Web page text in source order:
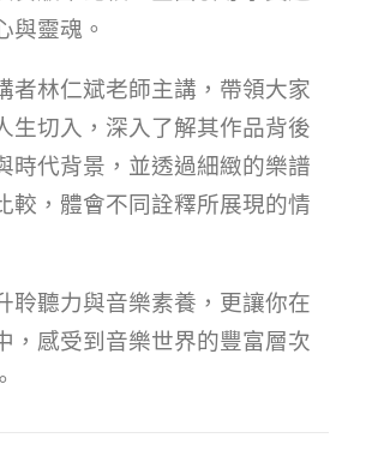
與靈魂。
者林仁斌老師主講，帶領大家
生切入，深入了解其作品背後
時代背景，並透過細緻的樂譜
較，體會不同詮釋所展現的情
聆聽力與音樂素養，更讓你在
，感受到音樂世界的豐富層次